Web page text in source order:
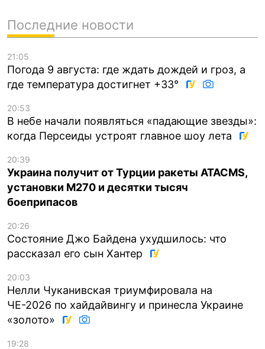
Последние новости
21:05
Погода 9 августа: где ждать дождей и гроз, а
где температура достигнет +33°
20:53
В небе начали появляться «падающие звезды»:
когда Персеиды устроят главное шоу лета
20:39
Украина получит от Турции ракеты ATACMS,
установки M270 и десятки тысяч
боеприпасов
20:26
Состояние Джо Байдена ухудшилось: что
рассказал его сын Хантер
20:03
Нелли Чуканивская триумфировала на
ЧЕ-2026 по хайдайвингу и принесла Украине
«золото»
19:28